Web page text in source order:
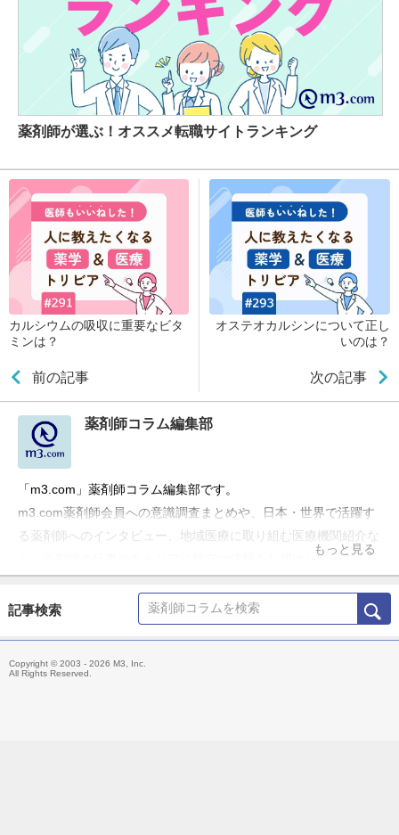
薬剤師が選ぶ！オススメ転職サイトランキング
カルシウムの吸収に重要なビタ
ミンは？
前の記事
オステオカルシンについて正し
いのは？
次の記事
薬剤師コラム編集部
「m3.com」薬剤師コラム編集部です。
m3.com薬剤師会員への意識調査まとめや、日本・世界で活躍す
る薬剤師へのインタビュー、地域医療に取り組む医療機関紹介な
ど、薬剤師の仕事やキャリアに役立つ情報をお届けしています。
もっと見る
記事検索
Copyright © 2003 - 2026 M3, Inc.
All Rights Reserved.